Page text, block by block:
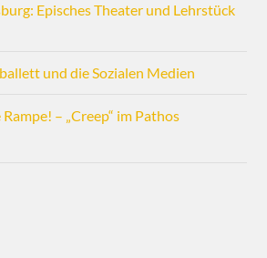
Episches Theater und Lehrstück
und die Sozialen Medien
– „Creep“ im Pathos